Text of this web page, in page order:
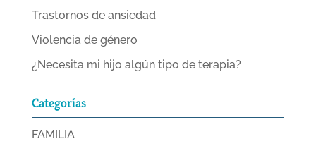
Trastornos de ansiedad
Violencia de género
¿Necesita mi hijo algún tipo de terapia?
Categorías
FAMILIA